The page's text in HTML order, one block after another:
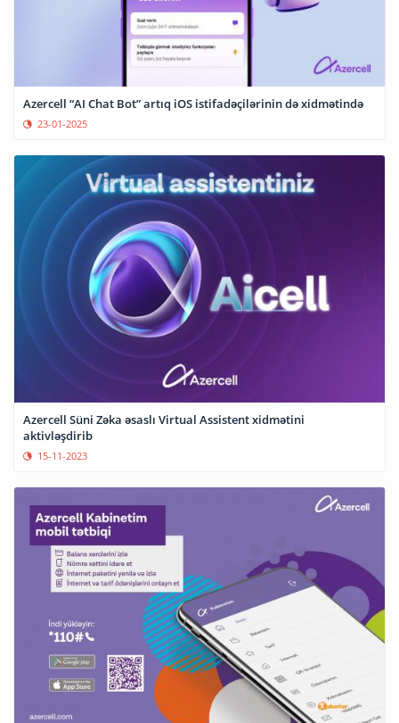
Azercell “AI Chat Bot” artıq iOS istifadəçilərinin də xidmətində
23-01-2025
Azercell Süni Zəka əsaslı Virtual Assistent xidmətini
aktivləşdirib
15-11-2023